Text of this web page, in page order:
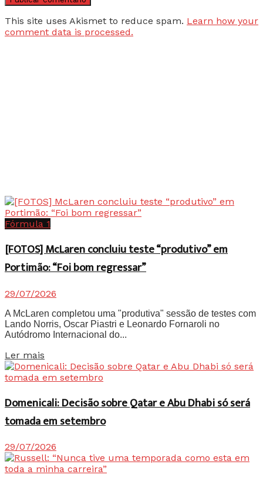
This site uses Akismet to reduce spam. Learn how your
comment data is processed.
Fórmula 1
[FOTOS] McLaren concluiu teste “produtivo” em
Portimão: “Foi bom regressar”
29/07/2026
A McLaren completou uma "produtiva" sessão de testes com
Lando Norris, Oscar Piastri e Leonardo Fornaroli no
Autódromo Internacional do...
Ler mais
Domenicali: Decisão sobre Qatar e Abu Dhabi só será
tomada em setembro
29/07/2026